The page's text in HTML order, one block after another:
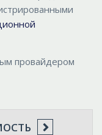
провайдером